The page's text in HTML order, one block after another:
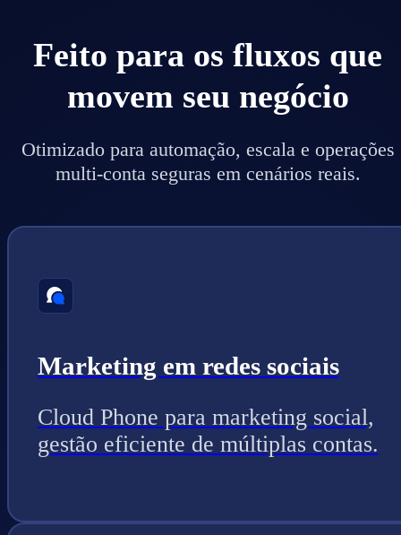
Feito para os fluxos que
movem seu negócio
Otimizado para automação, escala e operações
multi-conta seguras em cenários reais.
Marketing em redes sociais
Cloud Phone para marketing social,
gestão eficiente de múltiplas contas.